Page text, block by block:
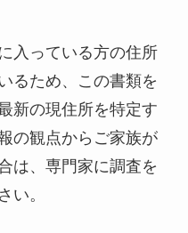
入っている方の住所
るため、この書類を
新の現住所を特定す
の観点からご家族が
は、専門家に調査を
い。